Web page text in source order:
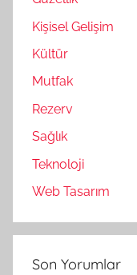
Kişisel Gelişim
Kültür
Mutfak
Rezerv
Sağlık
Teknoloji
Web Tasarım
Son Yorumlar